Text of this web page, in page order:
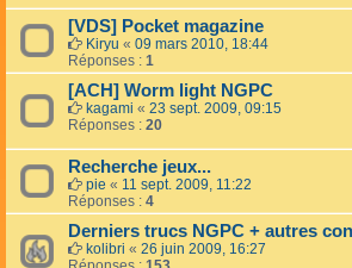
[VDS] Pocket magazine
Kiryu « 09 mars 2010, 18:44
Réponses : 1
[ACH] Worm light NGPC
kagami « 23 sept. 2009, 09:15
Réponses : 20
Recherche jeux...
pie « 11 sept. 2009, 11:22
Réponses : 4
Derniers trucs NGPC + autres
kolibri « 26 juin 2009, 16:27